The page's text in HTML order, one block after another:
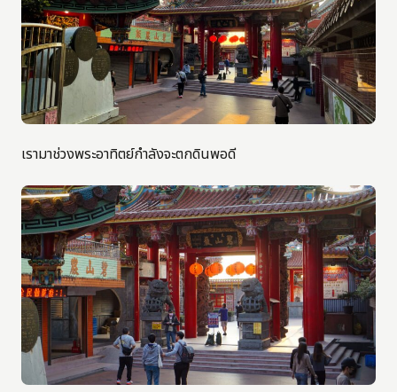
เรามาช่วงพระอาทิตย์กำลังจะตกดินพอดี